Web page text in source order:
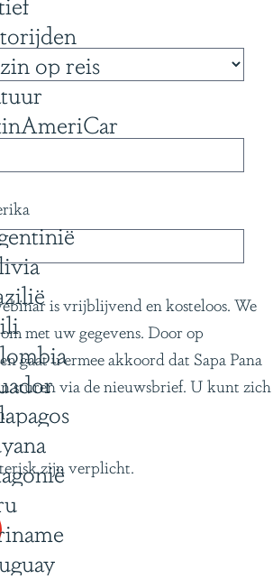
op reis
is vrijblijvend en kosteloos. We
met uw gegevens. Door op
gaat u ermee akkoord dat Sapa Pana
sturen via de nieuwsbrief. U kunt zich
zijn verplicht.